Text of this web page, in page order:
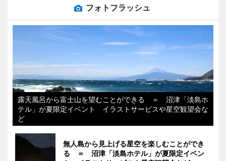
フォトフラッシュ
露天風呂から富士山を望むことができる ＝ 沼津「淡島ホ
テル」が夏限定イベント イラストサービスや星空観望会な
ど
無人島から見上げる星空を楽しむことができ
る ＝ 沼津「淡島ホテル」が夏限定イベン